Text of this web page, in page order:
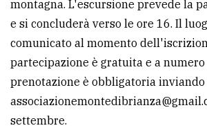
montagna. L'escursione prevede la
e si concluderà verso le ore 16. Il
comunicato al momento
partecipazione è gratuita e a numero
prenotazione è obbligatoria
settembre.